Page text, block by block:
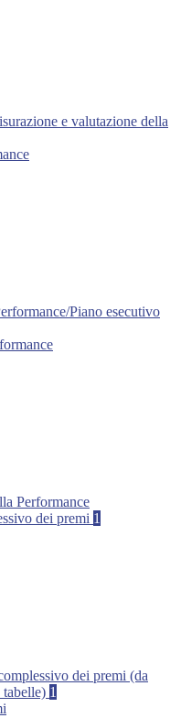
e valutazione della
Piano esecutivo
Performance
dei premi 1
dei premi (da
1